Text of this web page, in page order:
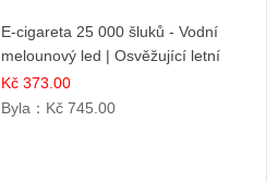
E-cigareta 25 000 šluků - Vodní
melounový led | Osvěžující letní
příchuť
Kč 373.00
Byla： Kč 745.00